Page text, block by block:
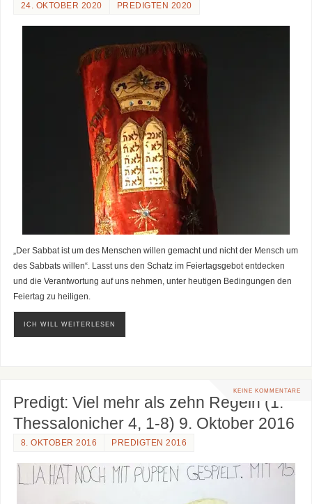
24. OKTOBER 2020 PREDIGTEN 2020
„Der Sabbat ist um des Menschen willen gemacht und nicht der Mensch um
des Sabbats willen“. Lasst uns den Schatz im Feiertagsgebot entdecken
und die Verantwortung auf uns nehmen, unter heutigen Bedingungen den
Feiertag zu heiligen.
ICH WILL WEITERLESEN
KEINE KOMMENTARE
Predigt: Viel mehr als zehn Regeln (1.
Thessalonicher 4, 1-8) 9. Oktober 2016
8. OKTOBER 2016 PREDIGTEN 2016